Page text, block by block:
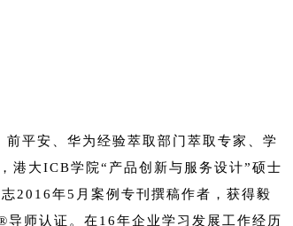
平安、华为经验萃取部门萃取专家、学
港大ICB学院“产品创新与服务设计”硕士
2016年5月案例专刊撰稿作者，获得毅
师认证。在16年企业学习发展工作经历